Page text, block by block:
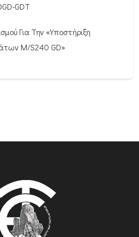
GDT
Για Την «Υποστήριξη
M/S240 GD»